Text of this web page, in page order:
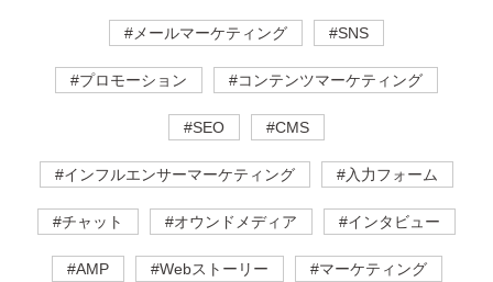
#メールマーケティング #SNS
#プロモーション #コンテンツマーケティング
#SEO #CMS
#インフルエンサーマーケティング #入力フォーム
#チャット #オウンドメディア #インタビュー
#AMP #Webストーリー #マーケティング